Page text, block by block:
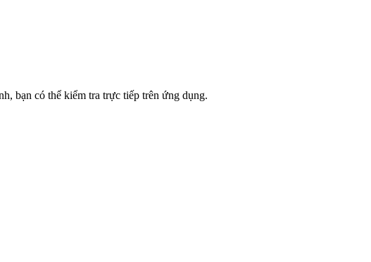
bạn có thể kiểm tra trực tiếp trên ứng dụng.